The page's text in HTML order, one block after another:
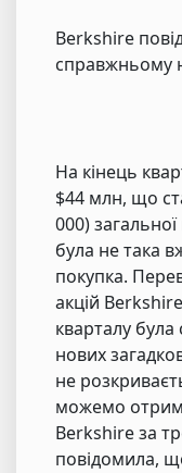
Berkshire
справжньому
На кінець
$44 млн, що
000)
була не така
покупка.
акцій
кварталу
нових
не
можемо
Berkshire за
повідомила,